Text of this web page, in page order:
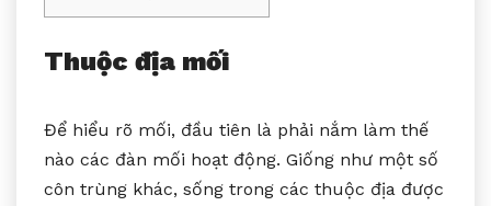
Thuộc địa mối
Để hiểu rõ mối, đầu tiên là phải nắm làm thế
nào các đàn mối hoạt động. Giống như một số
côn trùng khác, sống trong các thuộc địa được